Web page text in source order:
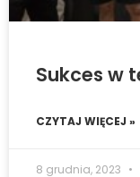
Sukces w
CZYTAJ WIĘCEJ »
8 grudnia, 2023